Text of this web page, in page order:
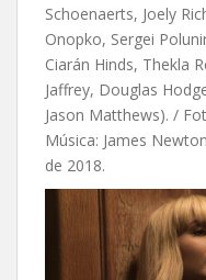
Schoenaerts, Joely
Onopko, Sergei
Ciarán Hinds, Thekla
Jaffrey, Douglas
Jason Matthews). /
Música: James
de 2018.